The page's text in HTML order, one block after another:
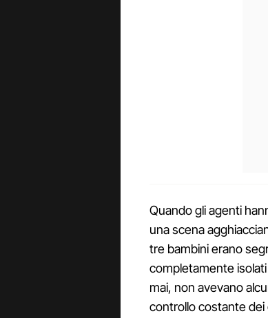
Quando gli agenti
una scena
tre bambini erano
completamente
mai, non avevano
controllo costante dei